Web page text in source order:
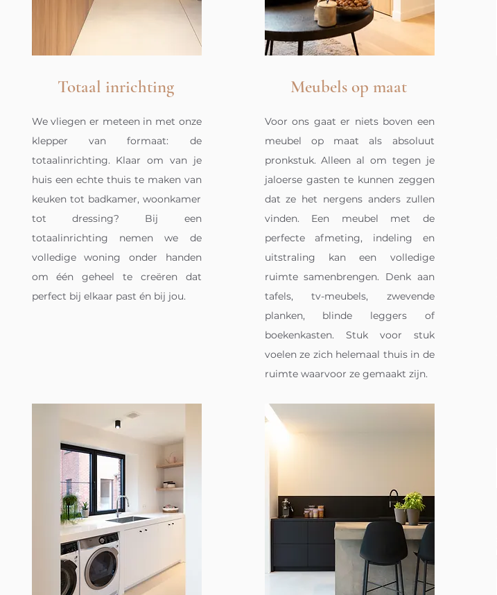
Totaal inrichting
We vliegen er meteen in met onze
klepper van formaat: de
totaalinrichting. Klaar om van je
huis een echte thuis te maken van
keuken tot badkamer, woonkamer
tot dressing? Bij een
totaalinrichting nemen we de
volledige woning onder handen
om één geheel te creëren dat
perfect bij elkaar past én bij jou.
Meubels op maat
Voor ons gaat er niets boven een
meubel op maat als absoluut
pronkstuk. Alleen al om tegen je
jaloerse gasten te kunnen zeggen
dat ze het nergens anders zullen
vinden. Een meubel met de
perfecte afmeting, indeling en
uitstraling kan een volledige
ruimte samenbrengen. Denk aan
tafels, tv-meubels, zwevende
planken, blinde leggers of
boekenkasten. Stuk voor stuk
voelen ze zich helemaal thuis in de
ruimte waarvoor ze gemaakt zijn.